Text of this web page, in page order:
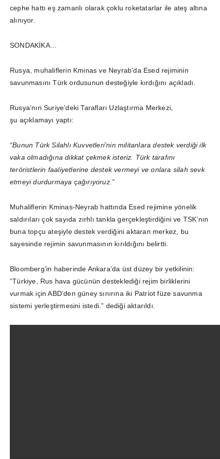
cephe hattı eş zamanlı olarak çoklu roketatarlar ile ateş altına
alınıyor.
SONDAKİKA…
Rusya, muhaliflerin Kminas ve Neyrab’da Esed rejiminin
savunmasını Türk ordusunun desteğiyle kırdığını açıkladı.
Rusya’nın Suriye’deki Tarafları Uzlaştırma Merkezi,
şu açıklamayı yaptı:
“Bunun Türk Silahlı Kuvvetleri’nin militanlara destek verdiği ilk
vaka olmadığına dikkat çekmek isteriz. Türk tarafını
teröristlerin faaliyetlerine destek vermeyi ve onlara silah sevk
etmeyi durdurmaya çağırıyoruz.”
Muhaliflerin Kminas-Neyrab hattında Esed rejimine yönelik
saldırıları çok sayıda zırhlı tankla gerçekleştirdiğini ve TSK’nın
buna topçu ateşiyle destek verdiğini aktaran merkez, bu
sayesinde rejimin savunmasının kırıldığını belirtti.
Bloomberg’in haberinde Ankara’da üst düzey bir yetkilinin:
“Türkiye, Rus hava gücünün desteklediği rejim birliklerini
vurmak için ABD’den güney sınırına iki Patriot füze savunma
sistemi yerleştirmesini istedi.” dediği aktarıldı.